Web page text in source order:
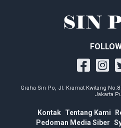
Graha Sin Po, Jl. Kramat Kwitang
Jakarta
Kontak Tentang Kami
Pedoman Media Siber